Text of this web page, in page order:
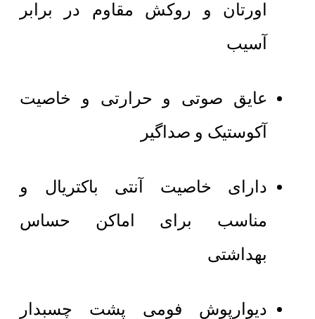
اورتان و روکش مقاوم در برابر
آسیب
عایق صوتی و حرارتی و خاصیت
آکوستیک و صداگیر
دارای خاصیت آنتی باکتریال و
مناسب برای اماکن حساس
بهداشتی
دیوارپوش فومی پشت چسبدار